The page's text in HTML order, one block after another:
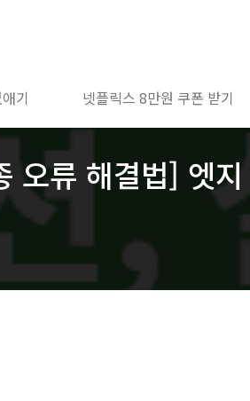
기 넷플릭스 8만원 쿠폰 받기
오류 해결법] 엣